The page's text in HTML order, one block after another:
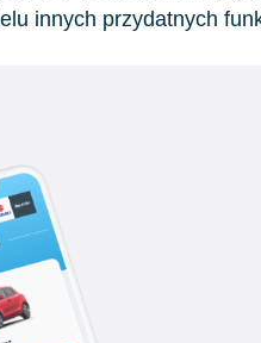
innych przydatnych